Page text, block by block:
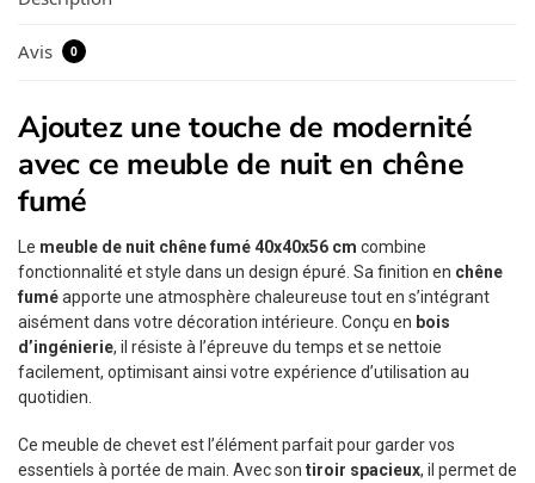
Avis 0
Ajoutez une touche de modernité
avec ce meuble de nuit en chêne
fumé
Le meuble de nuit chêne fumé 40x40x56 cm combine
fonctionnalité et style dans un design épuré. Sa finition en chêne
fuméapporte une atmosphère chaleureuse tout en s’intégrant
aisément dans votre décoration intérieure. Conçu en bois
d’ingénierie, il résiste à l’épreuve du temps et se nettoie
facilement, optimisant ainsi votre expérience d’utilisation au
quotidien.
Ce meuble de chevet est l’élément parfait pour garder vos
essentiels à portée de main. Avec son tiroir spacieux, il permet de